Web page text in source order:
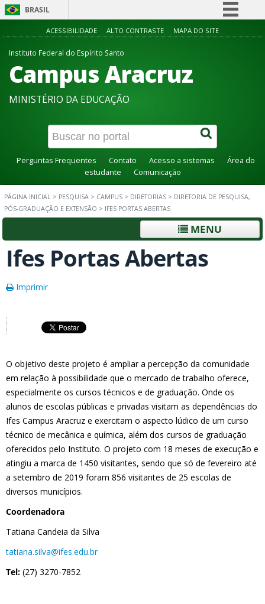
BRASIL
Simplifique!
Acesso à informação
Canais
ACESSIBILIDADE ALTO CONTRASTE MAPA DO SITE
Instituto Federal do Espírito Santo
Campus Aracruz
MINISTÉRIO DA EDUCAÇÃO
Perguntas Frequentes Contato Acesso a sistemas
Área do
estudante
Comunicação
PÁGINA INICIAL > PESQUISA > CAMPUS > DIRETORIAS > DIRETORIA DE PESQUISA,
PÓS-GRADUAÇÃO E EXTENSÃO > IFES PORTAS ABERTAS
MENU
Ifes Portas Abertas
Imprimir
O objetivo deste projeto é ampliar a percepção da comunidade
em relação à possibilidade que o mercado de trabalho oferece,
especialmente os cursos técnicos e de graduação. Onde os
alunos de escolas públicas e privadas visitam as dependências do
Ifes Campus Aracruz e exercitam o aspecto lúdico de um curso
técnico de mecânica e química, além dos cursos de graduação
oferecidos pelo Instituto. O projeto com 18 meses de execução e
atingiu a marca de 1450 visitantes, sendo que só de fevereiro até
a setembro de 2019 foram 856 visitantes de 25 escolas de
diversos municípios.
Coordenadora
Tatiana Candeia da Silva
tatiana.silva@ifes.edu.br
Tel: (27) 3270-7852